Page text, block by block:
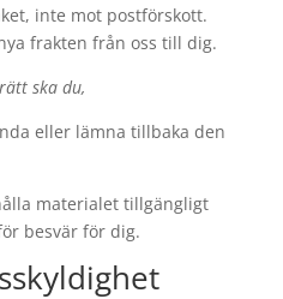
inte mot postförskott.
frakten från oss till dig.
ska du,
eller lämna tillbaka den
materialet tillgängligt
besvär för dig.